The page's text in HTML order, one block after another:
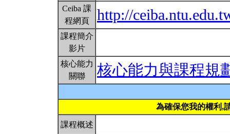
Ceiba 課
程網頁
http://
課程簡介
影片
核心能力
關聯
核心能力與課程規
為確保您我的權利,
課程概述